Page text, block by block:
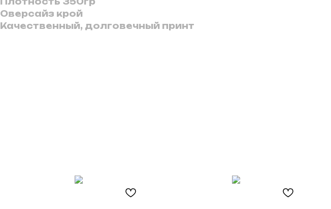
Оверсайз крой
Качественный, долговечный принт